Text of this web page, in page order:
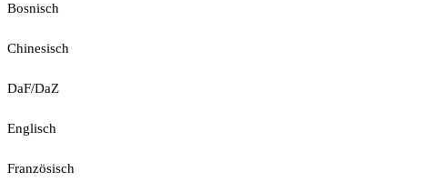
Bosnisch
Chinesisch
DaF/DaZ
Englisch
Französisch